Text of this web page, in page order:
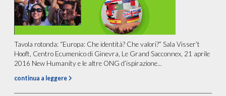
Tavola rotonda: “Europa: Che identità? Che valori?” Sala Visser’t
Hooft, Centro Ecumenico di Ginevra, Le Grand Sacconnex, 21 aprile
2016 New Humanity e le altre ONG d’ispirazione...
continua a leggere